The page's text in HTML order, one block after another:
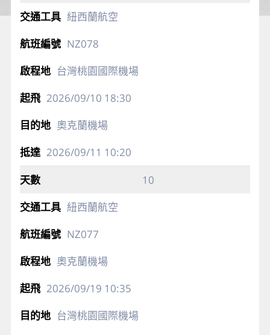
紐西蘭航空
NZ078
台灣桃園國際機場
2026/09/10 18:30
奧克蘭機場
2026/09/11 10:20
10
紐西蘭航空
NZ077
奧克蘭機場
2026/09/19 10:35
台灣桃園國際機場